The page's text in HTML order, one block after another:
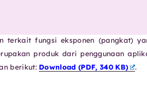
terkait fungsi eksponen (pangkat)
produk dari penggunaan
berikut: Download (PDF, 340 KB) .